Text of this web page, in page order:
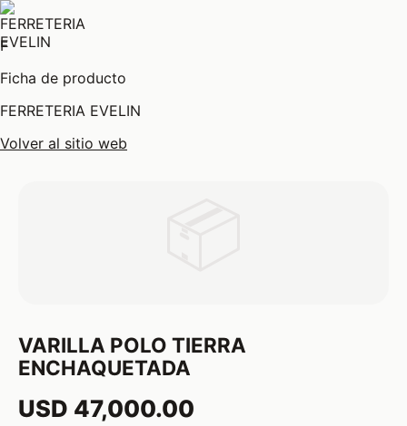
F
Ficha de producto
FERRETERIA EVELIN
Volver al sitio web
VARILLA POLO TIERRA
ENCHAQUETADA
USD 47,000.00